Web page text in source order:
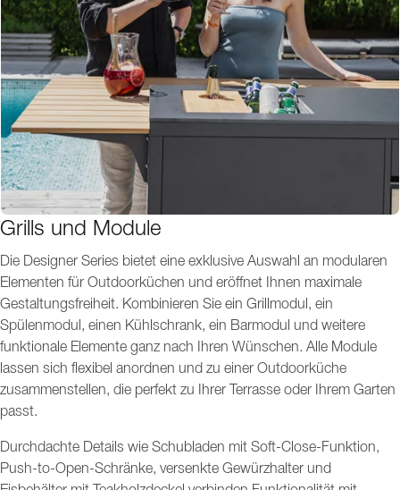
Grills und Module
Die Designer Series bietet eine exklusive Auswahl an modularen
Elementen für Outdoorküchen und eröffnet Ihnen maximale
Gestaltungsfreiheit. Kombinieren Sie ein Grillmodul, ein
Spülenmodul, einen Kühlschrank, ein Barmodul und weitere
funktionale Elemente ganz nach Ihren Wünschen. Alle Module
lassen sich flexibel anordnen und zu einer Outdoorküche
zusammenstellen, die perfekt zu Ihrer Terrasse oder Ihrem Garten
passt.
Durchdachte Details wie Schubladen mit Soft-Close-Funktion,
Push-to-Open-Schränke, versenkte Gewürzhalter und